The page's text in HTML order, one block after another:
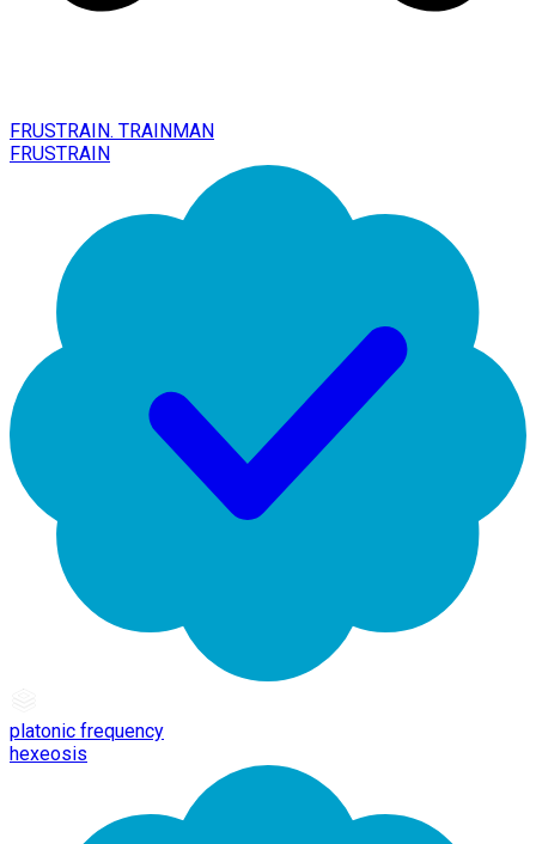
FRUSTRAIN. TRAINMAN
FRUSTRAIN
platonic frequency
hexeosis